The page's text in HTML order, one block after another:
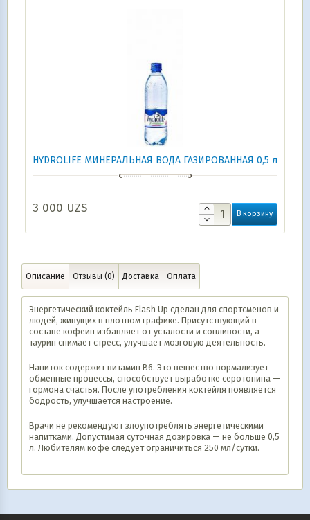
HYDROLIFE МИНЕРАЛЬНАЯ ВОДА ГАЗИРОВАННАЯ 0,5 л
3 000 UZS В корзину
Описание Отзывы (0) Доставка Оплата
Энергетический коктейль Flash Up сделан для спортсменов и
людей, живущих в плотном графике. Присутствующий в
составе кофеин избавляет от усталости и сонливости, а
таурин снимает стресс, улучшает мозговую деятельность.
Напиток содержит витамин B6. Это вещество нормализует
обменные процессы, способствует выработке серотонина —
гормона счастья. После употребления коктейля появляется
бодрость, улучшается настроение.
Врачи не рекомендуют злоупотреблять энергетическими
напитками. Допустимая суточная дозировка — не больше 0,5
л. Любителям кофе следует ограничиться 250 мл/сутки.